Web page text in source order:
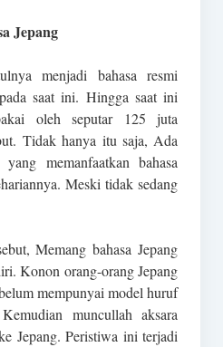
Jepang
menjadi bahasa resmi
saat ini. Hingga saat ini
oleh seputar 125 juta
Tidak hanya itu saja, Ada
memanfaatkan bahasa
Meski tidak sedang
Memang bahasa Jepang
Konon orang-orang Jepang
mempunyai model huruf
muncullah aksara
Jepang. Peristiwa ini terjadi